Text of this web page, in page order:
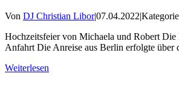
Von DJ Christian Libor|07.04.2022|
Hochzeitsfeier von Michaela und Robert
Anfahrt Die Anreise aus Berlin erfolgte über
Weiterlesen